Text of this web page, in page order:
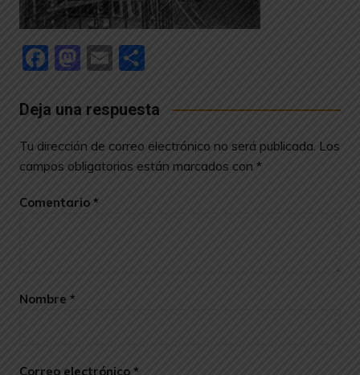
F
c
b
o
M
st
d
n
E
ai
C
m
p
ar
Deja una respuesta
Tu dirección de correo electrónico no será publicada. Los
campos obligatorios están marcados con *
Comentario *
Nombre *
Correo electrónico *